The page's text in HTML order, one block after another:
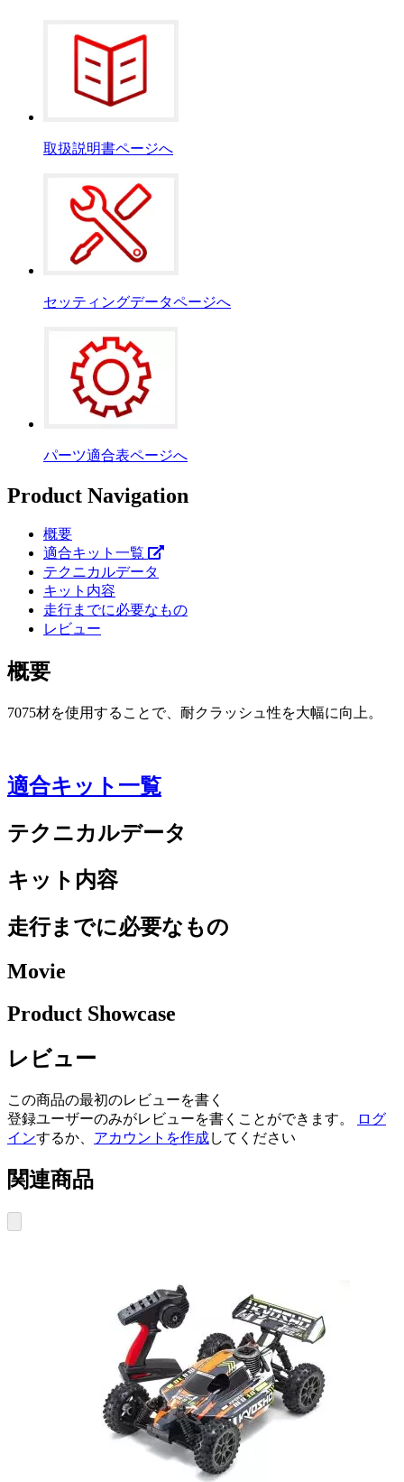
取扱説明書ページへ
セッティングデータページへ
パーツ適合表ページへ
Product Navigation
概要
適合キット一覧
テクニカルデータ
キット内容
走行までに必要なもの
レビュー
概要
7075材を使用することで、耐クラッシュ性を大幅に向上。
適合キット一覧
テクニカルデータ
キット内容
走行までに必要なもの
Movie
Product Showcase
レビュー
この商品の最初のレビューを書く
登録ユーザーのみがレビューを書くことができます。
ログ
インするか、 アカウントを作成してください
関連商品